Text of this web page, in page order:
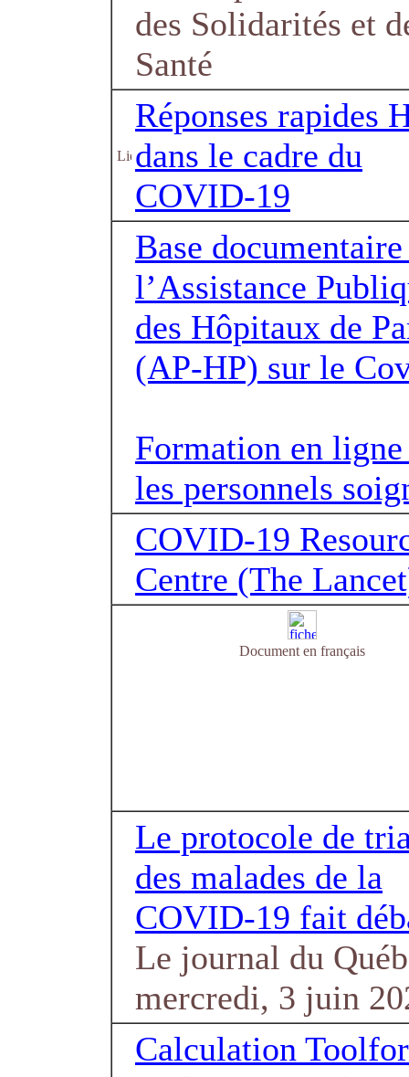
des Solidarités et
Santé
Réponses rapides
dans le cadre du
COVID-19
Base
l’Assistance
des Hôpitaux de
(AP-HP) sur le
Formation en
les personnels
COVID-19
Centre (The
Document en français
Le protocole de
des malades de la
COVID-19 fait
Le journal du
mercredi, 3 juin
Calculation Toolfor